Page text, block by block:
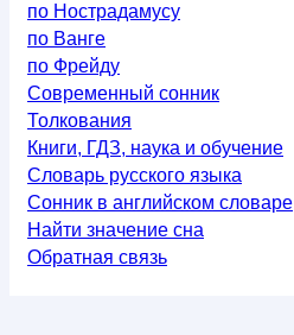
по Нострадамусу
по Ванге
по Фрейду
Современный сонник
Толкования
Книги, ГДЗ, наука и обучение
Словарь русского языка
Сонник в английском словаре
Найти значение сна
Обратная связь